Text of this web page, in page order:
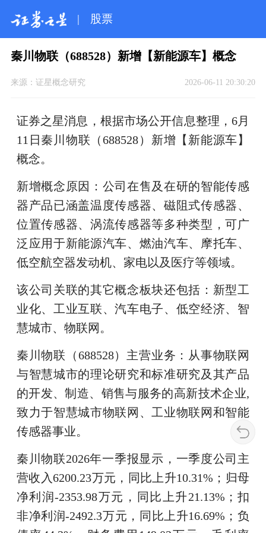
| 股票
秦川物联（688528）新增【新能源车】概念
来源： 证星概念研究 2026-06-11 20:30:20
证券之星消息，根据市场公开信息整理，6月
11日秦川物联（688528）新增【新能源车】
概念。
新增概念原因：公司在售及在研的智能传感
器产品已涵盖温度传感器、磁阻式传感器、
位置传感器、涡流传感器等多种类型，可广
泛应用于新能源汽车、燃油汽车、摩托车、
低空航空器发动机、家电以及医疗等领域。
该公司关联的其它概念板块还包括：新型工
业化、工业互联、汽车电子、低空经济、智
慧城市、物联网。
秦川物联（688528）主营业务：从事物联网
与智慧城市的理论研究和标准研究及其产品
的开发、制造、销售与服务的高新技术企业,
致力于智慧城市物联网、工业物联网和智能
传感器事业。
秦川物联2026年一季报显示，一季度公司主
营收入6200.23万元，同比上升10.31%；归母
净利润-2353.98万元，同比上升21.13%；扣
非净利润-2492.3万元，同比上升16.69%；负